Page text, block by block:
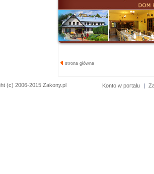
strona główna
(c) 2006-2015 Zakony.pl Konto w portalu |